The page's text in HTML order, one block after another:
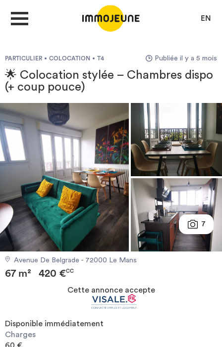
EN
Je cherche un logement
Je propose un bien
Villes
Investir
Blog
PARTICULIER COLOCATION T4 Publiée il y a 5 mois
🌟 Colocation stylée – Chambres dispo
(+ coup pouce)
7
Avenue De Belgrade - 72000 Le Mans
67 m² 420 €CC
Cette annonce accepte
Disponible immédiatement
Charges